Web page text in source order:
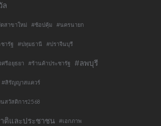
ล
สาขาใหม่ #ช้อปคุ้ม #นครนายก
ารัฐ #ปทุมธานี #ปราจีนบุรี
รีอยุธยา #ร้านค้าประชารัฐ #ลพบุรี
#สิรัญญาสแควร์
นสวัสดิการ2568
ติและประชาชน #เอกภาพ